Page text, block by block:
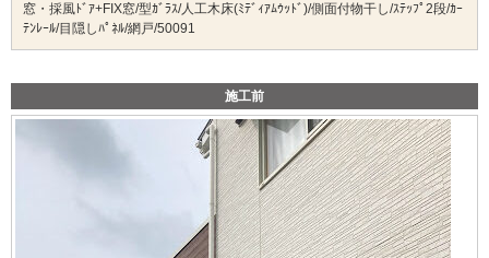
窓・採風ﾄﾞｱ+FIX窓/型ｶﾞﾗｽ/人工木床(ﾐﾃﾞｨｱﾑｳｯﾄﾞ)/側面付物干し/ｽﾃｯﾌﾟ2段/ｶｰ
ﾃﾝﾚｰﾙ/目隠しﾊﾟﾈﾙ/網戸/50091
施工前